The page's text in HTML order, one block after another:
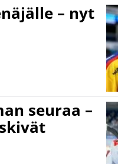
– nyt
seuraa –